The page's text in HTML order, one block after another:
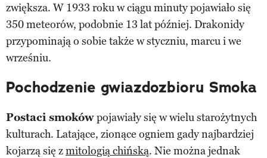
zwiększa. W 1933 roku w ciągu minuty pojawiało się
350 meteorów, podobnie 13 lat później. Drakonidy
przypominają o sobie także w styczniu, marcu i we
wrześniu.
Pochodzenie gwiazdozbioru Smoka
Postaci smokówpojawiały się w wielu starożytnych
kulturach. Latające, zionące ogniem gady najbardziej
kojarzą się zmitologią chińską. Nie można jednak